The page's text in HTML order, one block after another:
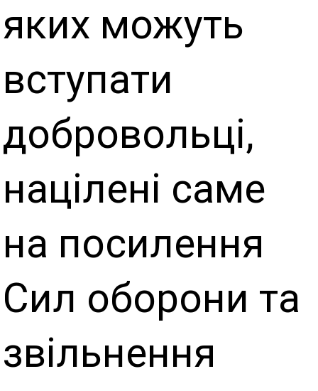
яких можуть
вступати
добровольці,
націлені саме
на посилення
Сил оборони та
звільнення